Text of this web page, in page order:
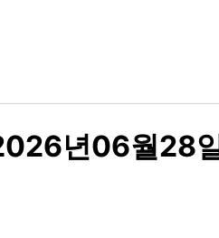
년06월28